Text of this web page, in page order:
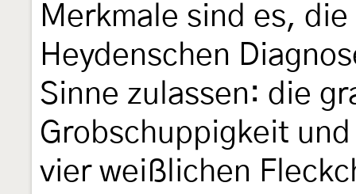
Merkmale sind es,
Heydenschen
Sinne zulassen: die
Grobschuppigkeit
vier weißlichen